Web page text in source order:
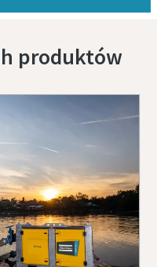
produktów